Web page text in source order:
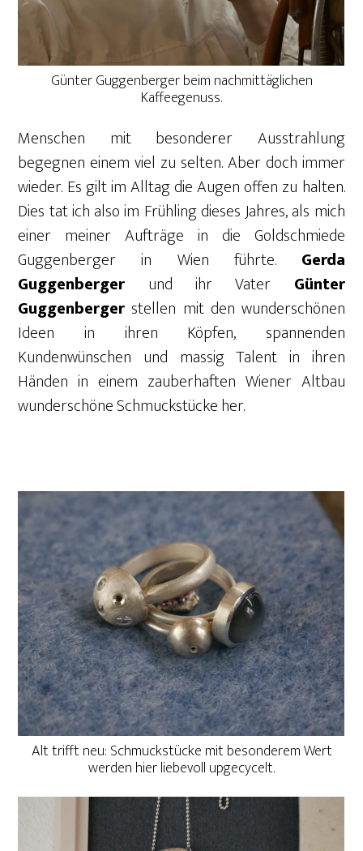
Günter Guggenberger beim nachmittäglichen
Kaffeegenuss.
Menschen mit besonderer Ausstrahlung
begegnen einem viel zu selten. Aber doch immer
wieder. Es gilt im Alltag die Augen offen zu halten.
Dies tat ich also im Frühling dieses Jahres, als mich
einer meiner Aufträge in die Goldschmiede
Guggenberger in Wien führte. Gerda
Guggenberger und ihr Vater Günter
Guggenberger stellen mit den wunderschönen
Ideen in ihren Köpfen, spannenden
Kundenwünschen und massig Talent in ihren
Händen in einem zauberhaften Wiener Altbau
wunderschöne Schmuckstücke her.
Alt trifft neu: Schmuckstücke mit besonderem Wert
werden hier liebevoll upgecycelt.